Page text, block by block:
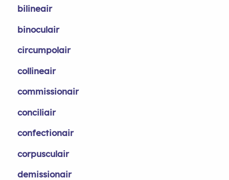
bilineair
binoculair
circumpolair
collineair
commissionair
conciliair
confectionair
corpusculair
demissionair